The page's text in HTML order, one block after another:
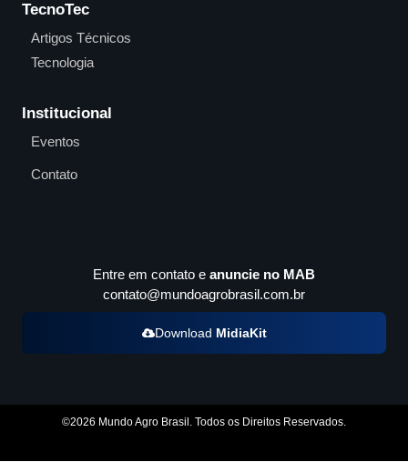
TecnoTec
Artigos Técnicos
Tecnologia
Institucional
Eventos
Contato
Entre em contato e anuncie no MAB
contato@mundoagrobrasil.com.br
Download MidiaKit
©2026 Mundo Agro Brasil. Todos os Direitos Reservados.